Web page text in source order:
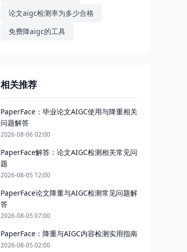
论文aigc检测率为多少合格
免费降aigc的工具
相关推荐
PaperFace：毕业论文AIGC使用与降重相关
问题解答
2026-08-06 02:00
PaperFace解答：论文AIGC检测相关常见问
题
2026-08-05 12:00
PaperFace论文降重与AIGC检测常见问题解
答
2026-08-05 07:00
PaperFace：降重与AIGC内容检测实用指南
2026-08-05 02:00